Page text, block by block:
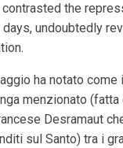
contrasted the
undoubtedly
ha notato come
menzionato
Desramaut
sul Santo) tra i